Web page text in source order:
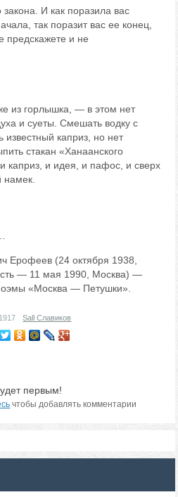
И как поразила вас
так поразит вас ее конец,
предскажете и не
из горлышка, — в этом нет
и суеты. Смешать водку с
каприз, но нет
стакан «Ханаанского
каприз, и идея, и пафос, и сверх
намек.
Ерофеев (24 октября 1938,
— 11 мая 1990, Москва) —
«Москва — Петушки».
1917
Sall Славиков
первым!
чтобы добавлять комментарии